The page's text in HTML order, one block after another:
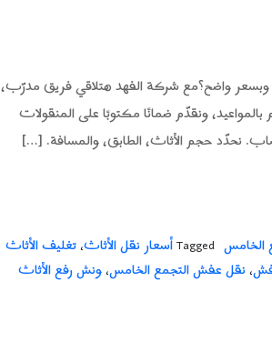
واضح؟مع شركة الفهد هتلاقي فريق مدرّب،
ونقدّم ضمانًا مكتوبًا على المنقولات
نحدّد حجم الأثاث، الطابق، والمسافة. […]
الخامس Taggedأسعار نقل الأثاث،تغليف الأثاث
،نقل عفش التجمع الخامس،ونش رفع الأثاث